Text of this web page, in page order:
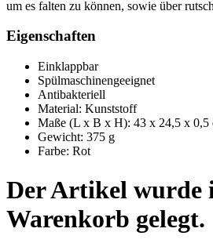
um es falten zu können, sowie über
Eigenschaften
Einklappbar
Spülmaschinengeeignet
Antibakteriell
Material: Kunststoff
Maße (L x B x H): 43 x 24,5 x 0,5
Gewicht: 375 g
Farbe: Rot
Der Artikel wurde
Warenkorb gelegt.